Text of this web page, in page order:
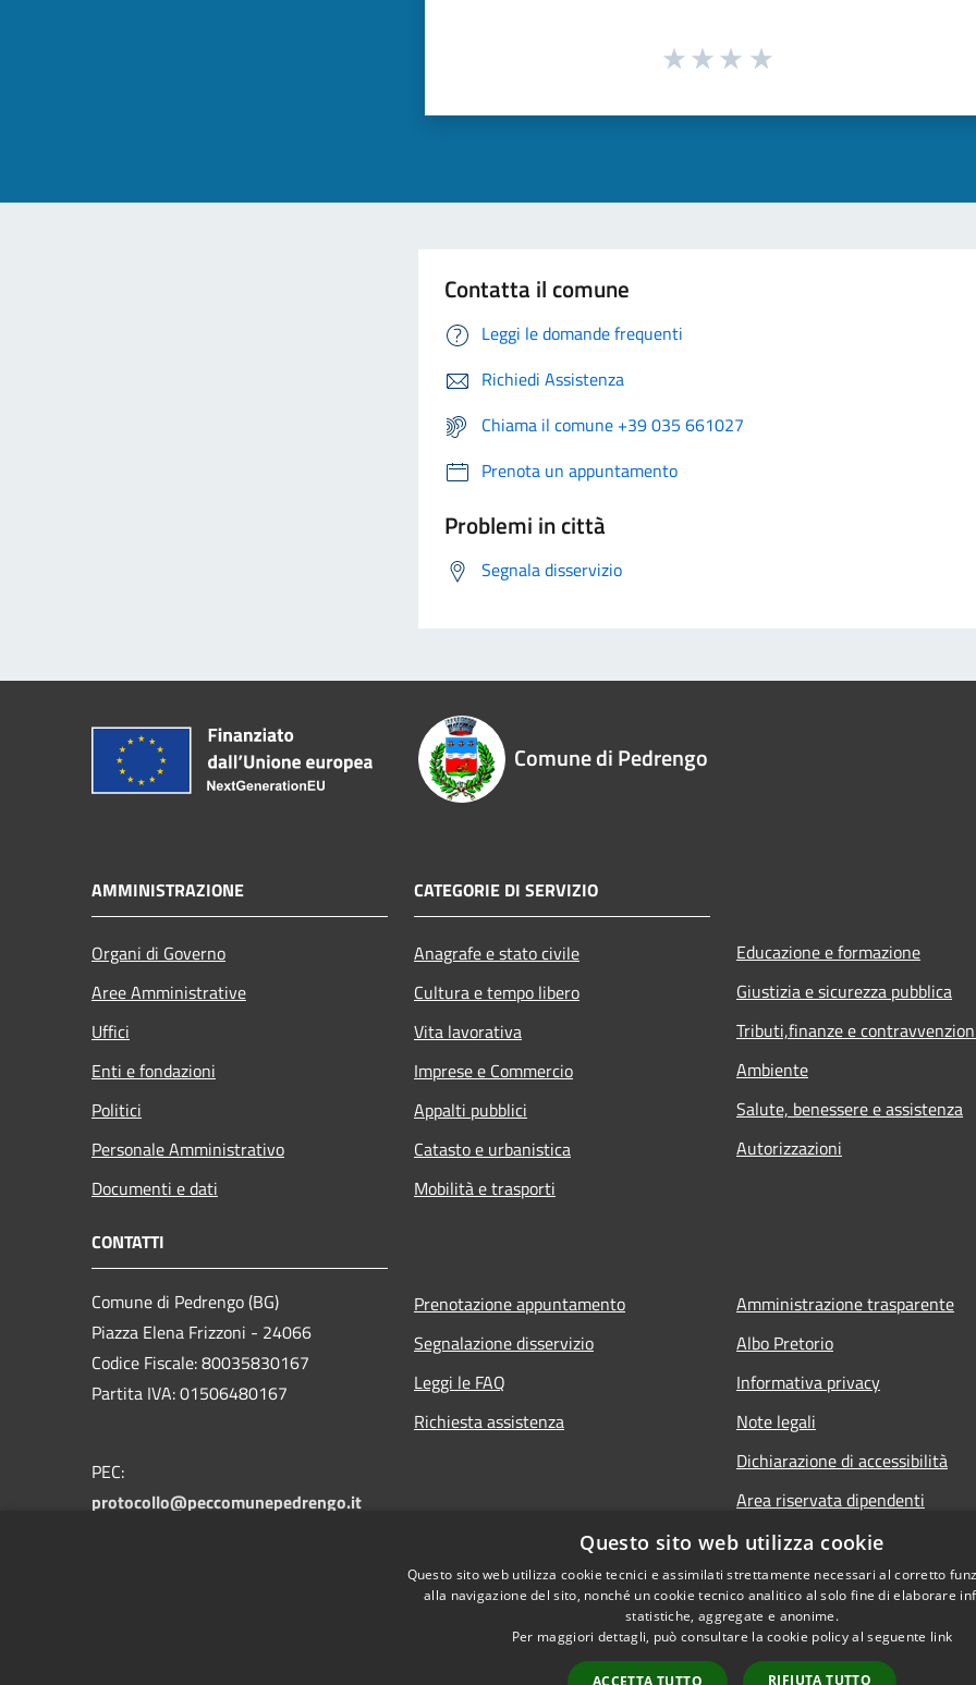
Contatta il comune
Leggi le domande frequenti
Richiedi Assistenza
Chiama il comune +39 035 661027
Prenota un appuntamento
Problemi in città
Segnala disservizio
Comune di Pedrengo
AMMINISTRAZIONE
Organi di Governo
Aree Amministrative
Uffici
Enti e fondazioni
Politici
Personale Amministrativo
Documenti e dati
CATEGORIE DI SERVIZIO
Anagrafe e stato civile
Cultura e tempo libero
Vita lavorativa
Imprese e Commercio
Appalti pubblici
Catasto e urbanistica
Mobilità e trasporti
Educazione e formazione
Giustizia e sicurezza pubblica
Tributi,finanze e
Ambiente
Salute, benessere e assistenza
Autorizzazioni
CONTATTI
Comune di Pedrengo (BG)
Piazza Elena Frizzoni - 24066
Codice Fiscale: 80035830167
Partita IVA: 01506480167
PEC:
protocollo@peccomunepedrengo.it
Prenotazione appuntamento
Segnalazione disservizio
Leggi le FAQ
Richiesta assistenza
Amministrazione trasparente
Albo Pretorio
Informativa privacy
Note legali
Dichiarazione di accessibilità
Area riservata dipendenti
Questo sito web utilizza cookie
Questo sito web utilizza cookie tecnici e assimilati strettamente necessari al corretto
alla navigazione del sito, nonché un cookie tecnico analitico al solo fine di elaborare
statistiche, aggregate e anonime.
Per maggiori dettagli, può consultare la cookie policy al seguente link
ACCETTA TUTTO RIFIUTA TUTTO